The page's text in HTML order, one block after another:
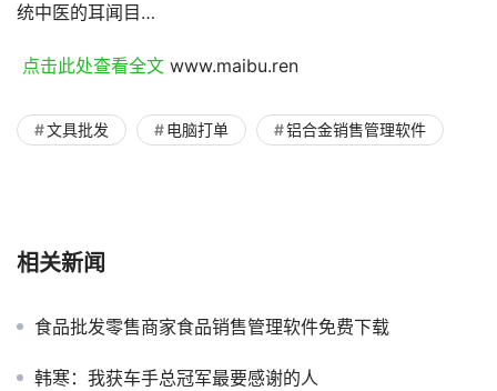
统中医的耳闻目…
点击此处查看全文 www.maibu.ren
文具批发 电脑打单 铝合金销售管理软件
相关新闻
食品批发零售商家食品销售管理软件免费下载
韩寒：我获车手总冠军最要感谢的人